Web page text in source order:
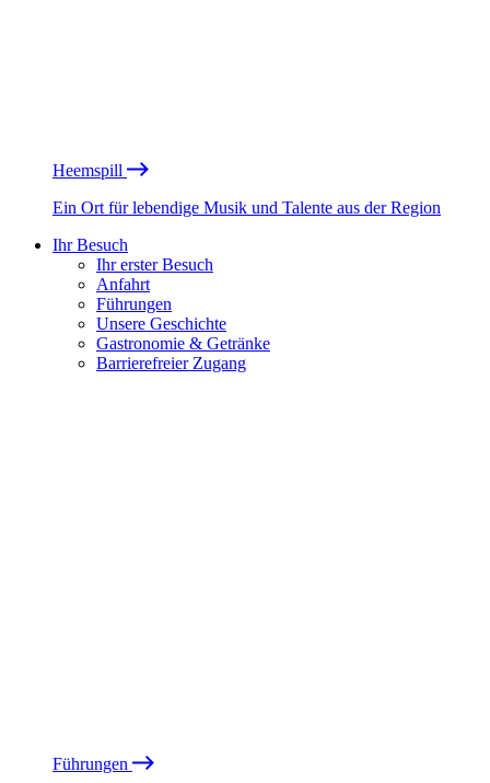
Heemspill
Ein Ort für lebendige Musik und Talente aus der Region
Ihr Besuch
Ihr erster Besuch
Anfahrt
Führungen
Unsere Geschichte
Gastronomie & Getränke
Barrierefreier Zugang
Führungen